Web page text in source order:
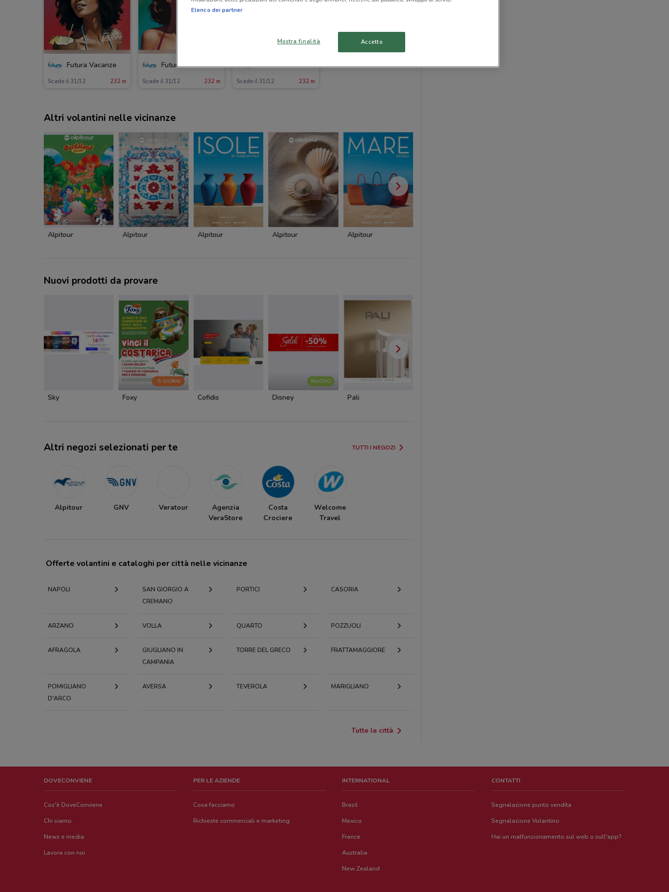
Futura Vacanze
Scade il 31/12 232 m
Futura Vacanze
Scade il 31/12 232 m
Futura Vacanze
Scade il 31/12 232 m
Altri volantini nelle vicinanze
Alpitour Alpitour Alpitour Alpitour Alpitour
Nuovi prodotti da provare
Sky
-5 GIORNI
Foxy Cofidis
NUOVO
Disney Pali
Altri negozi selezionati per te TUTTI I NEGOZI
Alpitour GNV Veratour
Agenzia
VeraStore
Costa
Crociere
Welcome
Travel
Offerte volantini e cataloghi per città nelle vicinanze
NAPOLI
SAN GIORGIO A
CREMANO
PORTICI CASORIA
ARZANO VOLLA QUARTO POZZUOLI
AFRAGOLA
GIUGLIANO IN
CAMPANIA
TORRE DEL GRECO FRATTAMAGGIORE
POMIGLIANO
D'ARCO
AVERSA TEVEROLA MARIGLIANO
Tutte le città
DOVECONVIENE
Cos'è DoveConviene
Chi siamo
News e media
Lavora con noi
PER LE AZIENDE
Cosa facciamo
Richieste commerciali e marketing
INTERNATIONAL
Brazil
Mexico
France
Australia
New Zealand
CONTATTI
Segnalazione punto vendita
Segnalazione Volantino
Hai un malfunzionamento sul web o sull'app?
Elenco dei partner
Mostra finalità Accetto